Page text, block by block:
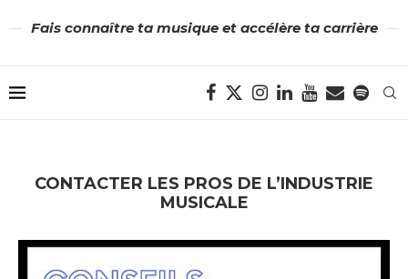
Fais connaître ta musique et accélère ta carrière
CONTACTER LES PROS DE L’INDUSTRIE
MUSICALE